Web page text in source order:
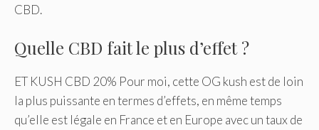
CBD.
Quelle CBD fait le plus d’effet ?
ET KUSH CBD 20% Pour moi, cette OG kush est de loin
la plus puissante en termes d’effets, en même temps
qu’elle est légale en France et en Europe avec un taux de